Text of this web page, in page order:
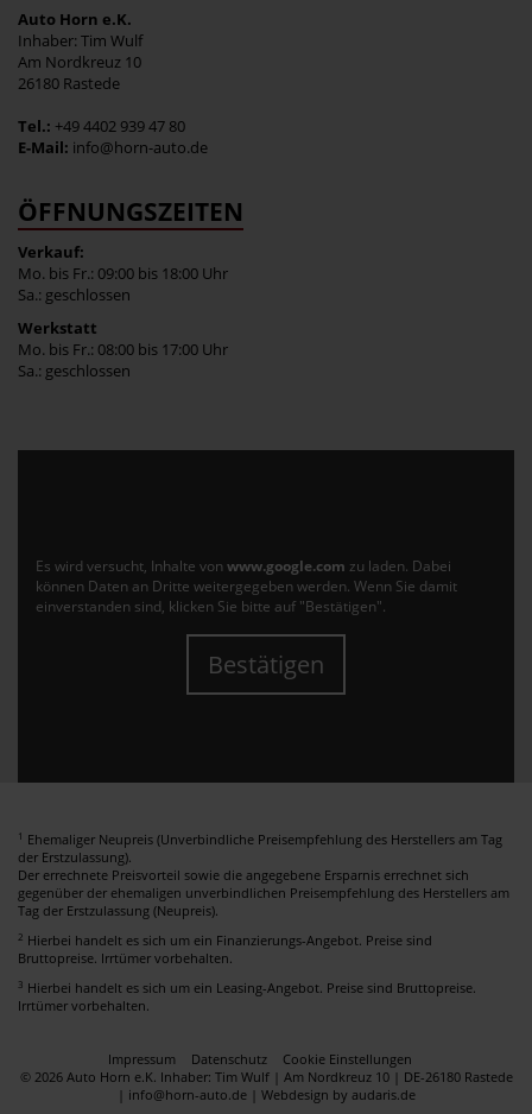
Auto Horn e.K.
Inhaber: Tim Wulf
Am Nordkreuz 10
26180 Rastede
Tel.: +49 4402 939 47 80
E-Mail: info@horn-auto.de
ÖFFNUNGSZEITEN
Verkauf:
Mo. bis Fr.: 09:00 bis 18:00 Uhr
Sa.: geschlossen
Werkstatt
Mo. bis Fr.: 08:00 bis 17:00 Uhr
Sa.: geschlossen
Es wird versucht, Inhalte von www.google.com zu laden. Dabei
können Daten an Dritte weitergegeben werden. Wenn Sie damit
einverstanden sind, klicken Sie bitte auf "Bestätigen".
Bestätigen
1 Ehemaliger Neupreis (Unverbindliche Preisempfehlung des Herstellers am Tag
der Erstzulassung).
Der errechnete Preisvorteil sowie die angegebene Ersparnis errechnet sich
gegenüber der ehemaligen unverbindlichen Preisempfehlung des Herstellers am
Tag der Erstzulassung (Neupreis).
2 Hierbei handelt es sich um ein Finanzierungs-Angebot. Preise sind
Bruttopreise. Irrtümer vorbehalten.
3 Hierbei handelt es sich um ein Leasing-Angebot. Preise sind Bruttopreise.
Irrtümer vorbehalten.
Impressum Datenschutz
Cookie Einstellungen
© 2026 Auto Horn e.K. Inhaber: Tim Wulf | Am Nordkreuz 10 | DE-26180 Rastede
| info@horn-auto.de | Webdesign by audaris.de